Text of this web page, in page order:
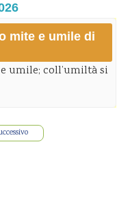
mite e umile di
umile; coll’umiltà si